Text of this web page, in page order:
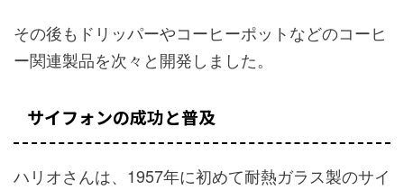
その後もドリッパーやコーヒーポットなどのコーヒ
ー関連製品を次々と開発しました。
サイフォンの成功と普及
ハリオさんは、1957年に初めて耐熱ガラス製のサイ